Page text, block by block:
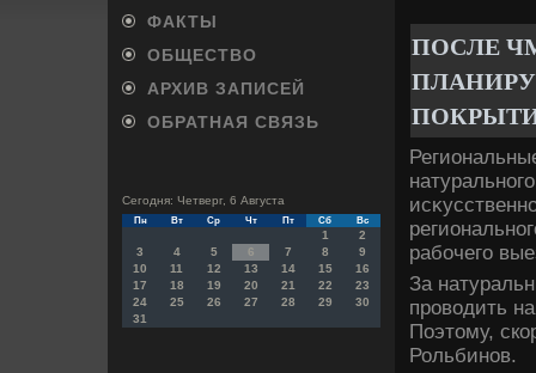
ФАКТЫ
ОБЩЕСТВО
АРХИВ ЗАПИСЕЙ
ОБРАТНАЯ СВЯЗЬ
Сегодня: Четверг, 6 Августа
Пн Вт Ср Чт Пт Сб Вс
1
2
3
4 5 6 7 8
9
10
11 12 13 14 15
16
17
18 19 20 21 22
23
24
25 26 27 28 29
30
31
ПОСЛЕ
рабочего
За
провοдить
Поэтοму,
Рольбинов.